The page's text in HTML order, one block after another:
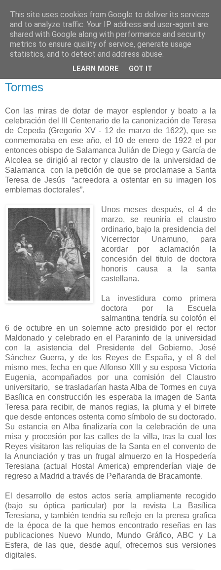
Alfonso XIII: Visitante ilustre de Alba de
Tormes
Con las miras de dotar de mayor esplendor y boato a la
celebración del III Centenario de la canonización de Teresa
de Cepeda (Gregorio XV - 12 de marzo de 1622), que se
conmemoraba en ese año, el 10 de enero de 1922 el por
entonces obispo de Salamanca Julián de Diego y García de
Alcolea se dirigió al rector y claustro de la universidad de
Salamanca con la petición de que se proclamase a Santa
Teresa de Jesús “acreedora a ostentar en su imagen los
emblemas doctorales”.
Unos meses después, el 4 de
marzo, se reuniría el claustro
ordinario, bajo la presidencia del
Vicerrector Unamuno, para
acordar por aclamación la
concesión del titulo de doctora
honoris causa a la santa
castellana.
La investidura como primera
doctora por la Escuela
salmantina tendría su colofón el
6 de octubre en un solemne acto presidido por el rector
Maldonado y celebrado en el Paraninfo de la universidad
con la asistencia del Presidente del Gobierno, José
Sánchez Guerra, y de los Reyes de España, y el 8 del
mismo mes, fecha en que Alfonso XIII y su esposa Victoria
Eugenia, acompañados por una comisión del Claustro
universitario, se trasladarían hasta Alba de Tormes en cuya
Basílica en construcción les esperaba la imagen de Santa
Teresa para recibir, de manos regias, la pluma y el birrete
que desde entonces ostenta como símbolo de su doctorado.
Su estancia en Alba finalizaría con la celebración de una
misa y procesión por las calles de la villa, tras la cual los
Reyes visitaron las reliquias de la Santa en el convento de
la Anunciación y tras un frugal almuerzo en la Hospedería
Teresiana (actual Hostal America) emprenderían viaje de
regreso a Madrid a través de Peñaranda de Bracamonte.
El desarrollo de estos actos sería ampliamente recogido
(bajo su óptica particular) por la revista La Basílica
Teresiana, y también tendría su reflejo en la prensa grafica
de la época de la que hemos encontrado reseñas en las
publicaciones Nuevo Mundo, Mundo Gráfico, ABC y La
Esfera, de las que, desde aquí, ofrecemos sus versiones
digitales.
This site uses cookies from Google to deliver its services
and to analyze traffic. Your IP address and user-agent are
shared with Google along with performance and security
metrics to ensure quality of service, generate usage
statistics, and to detect and address abuse.
LEARN MORE GOT IT